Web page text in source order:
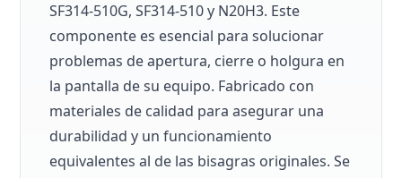
SF314-510G, SF314-510 y N20H3. Este
componente es esencial para solucionar
problemas de apertura, cierre o holgura en
la pantalla de su equipo. Fabricado con
materiales de calidad para asegurar una
durabilidad y un funcionamiento
equivalentes al de las bisagras originales. Se